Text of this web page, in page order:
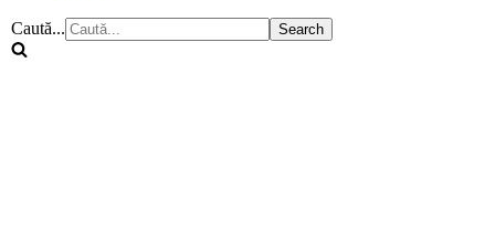
Caută...